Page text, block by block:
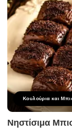
Κουλούρια και
Νηστίσιμα